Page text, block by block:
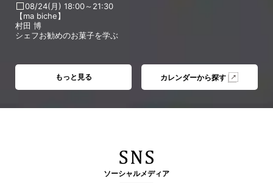
08/24(月) 18:00～21:30
【ma biche】
村田 博
シェフお勧めのお菓子を学ぶ
もっと見る カレンダーから探す
ソーシャルメディア